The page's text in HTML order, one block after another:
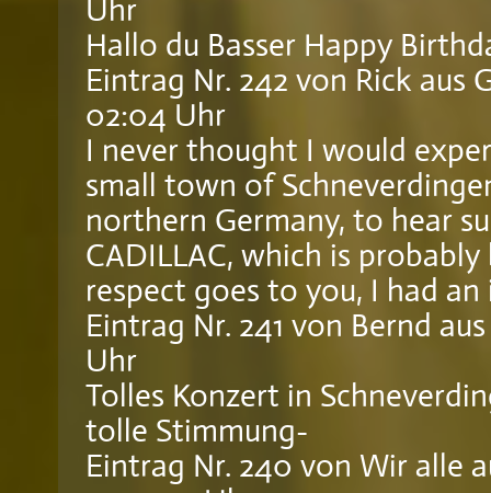
Uhr
Hallo du Basser Happy
Eintrag Nr. 242 von Rick aus
02:04 Uhr
I never thought I would
small town of
northern Germany, to hear
CADILLAC, which is
respect goes to you, I had
Eintrag Nr. 241 von Bernd
Uhr
Tolles Konzert in
tolle Stimmung-
Eintrag Nr. 240 von Wir alle